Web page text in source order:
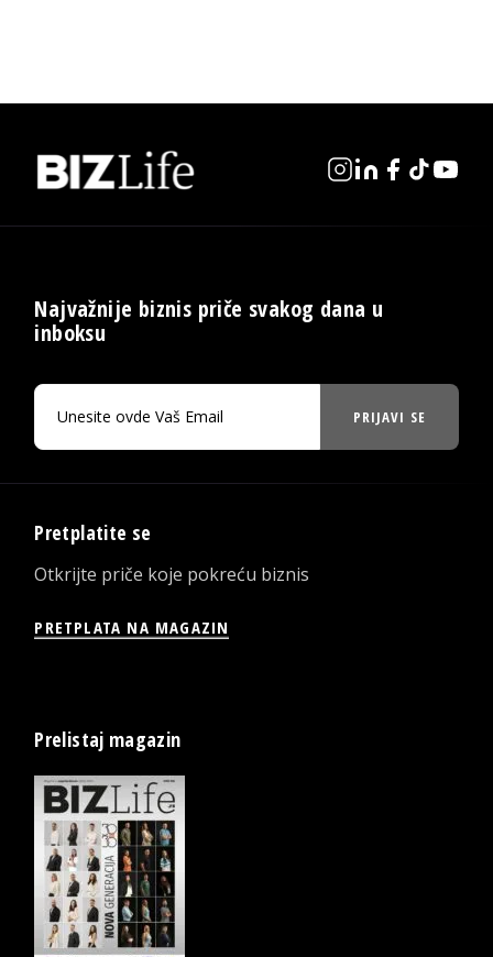
Najvažnije biznis priče svakog dana u
inboksu
PRIJAVI SE
Pretplatite se
Otkrijte priče koje pokreću biznis
PRETPLATA NA MAGAZIN
Prelistaj magazin